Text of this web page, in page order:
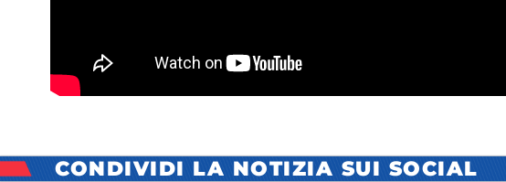
CONDIVIDI LA NOTIZIA SUI SOCIAL